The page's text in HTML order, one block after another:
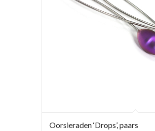
Oorsieraden ‘Drops’, paars